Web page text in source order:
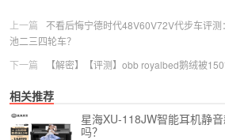
上一篇
不看后悔宁德时代48V60V72V代步车评
池二三四轮车？
下一篇
【解密】【评测】obb royalbed鹅绒被
相关推荐
星海XU-118JW智能耳机静
吗？